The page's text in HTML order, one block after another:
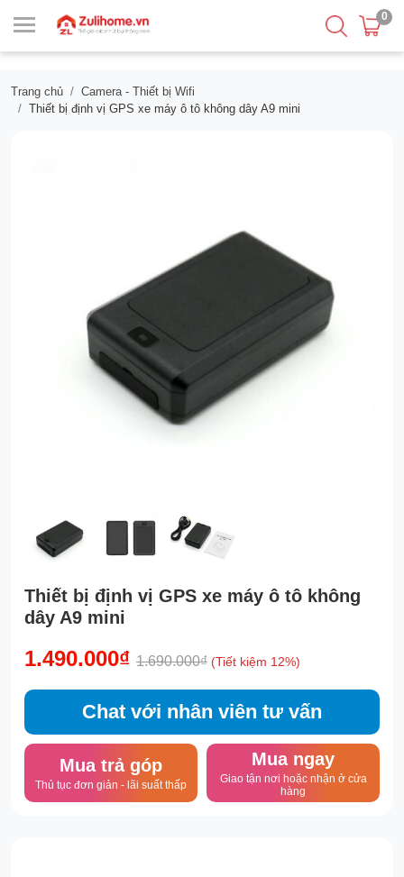
0
Trang chủ
Camera - Thiết bị Wifi
Thiết bị định vị GPS xe máy ô tô không dây A9 mini
Thiết bị định vị GPS xe máy ô tô không
dây A9 mini
1.490.000₫ 1.690.000₫ (Tiết kiệm 12%)
Chat với nhân viên tư vấn
Mua trả góp
Thủ tục đơn giản - lãi suất thấp
Mua ngay
Giao tận nơi hoặc nhận ở cửa
hàng